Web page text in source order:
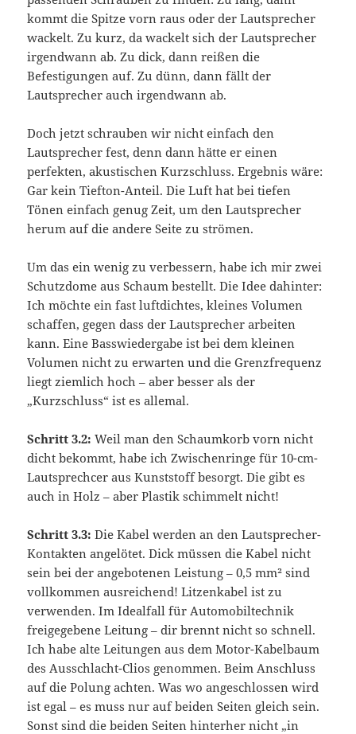
kommt die Spitze vorn raus oder der Lautsprecher
wackelt. Zu kurz, da wackelt sich der Lautsprecher
irgendwann ab. Zu dick, dann reißen die
Befestigungen auf. Zu dünn, dann fällt der
Lautsprecher auch irgendwann ab.
Doch jetzt schrauben wir nicht einfach den
Lautsprecher fest, denn dann hätte er einen
perfekten, akustischen Kurzschluss. Ergebnis wäre:
Gar kein Tiefton-Anteil. Die Luft hat bei tiefen
Tönen einfach genug Zeit, um den Lautsprecher
herum auf die andere Seite zu strömen.
Um das ein wenig zu verbessern, habe ich mir zwei
Schutzdome aus Schaum bestellt. Die Idee dahinter:
Ich möchte ein fast luftdichtes, kleines Volumen
schaffen, gegen dass der Lautsprecher arbeiten
kann. Eine Basswiedergabe ist bei dem kleinen
Volumen nicht zu erwarten und die Grenzfrequenz
liegt ziemlich hoch – aber besser als der
„Kurzschluss“ ist es allemal.
Schritt 3.2: Weil man den Schaumkorb vorn nicht
dicht bekommt, habe ich Zwischenringe für 10-cm-
Lautsprechcer aus Kunststoff besorgt. Die gibt es
auch in Holz – aber Plastik schimmelt nicht!
Schritt 3.3: Die Kabel werden an den Lautsprecher-
Kontakten angelötet. Dick müssen die Kabel nicht
sein bei der angebotenen Leistung – 0,5 mm² sind
vollkommen ausreichend! Litzenkabel ist zu
verwenden. Im Idealfall für Automobiltechnik
freigegebene Leitung – dir brennt nicht so schnell.
Ich habe alte Leitungen aus dem Motor-Kabelbaum
des Ausschlacht-Clios genommen. Beim Anschluss
auf die Polung achten. Was wo angeschlossen wird
ist egal – es muss nur auf beiden Seiten gleich sein.
Sonst sind die beiden Seiten hinterher nicht „in